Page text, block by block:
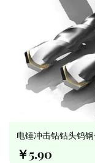
电锤冲击钻钻头钨
转头
￥5.90